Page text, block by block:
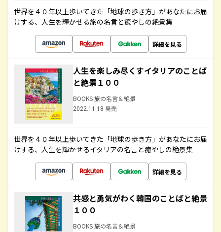
世界を４０年以上歩いてきた「地球の歩き方」があなたにお届
けする、人生を輝かせる旅の名言と癒やしの絶景集
詳細を見る
人生を楽しみ尽くすイタリアのことば
と絶景１００
BOOKS 旅の名言＆絶景
2022.11.18 発売
世界を４０年以上歩いてきた「地球の歩き方」があなたにお届
けする、人生を輝かせるイタリアの名言と癒やしの絶景集
詳細を見る
共感と勇気がわく韓国のことばと絶景
１００
BOOKS 旅の名言＆絶景